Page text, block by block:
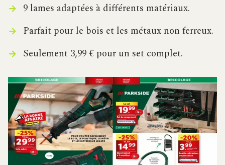
9 lames adaptées à différents matériaux.
Parfait pour le bois et les métaux non ferreux.
Seulement 3,99 € pour un set complet.